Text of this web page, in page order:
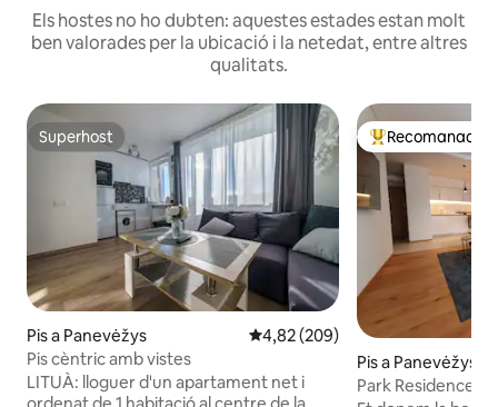
Els hostes no ho dubten: aquestes estades estan molt
ben valorades per la ubicació i la netedat, entre altres
qualitats.
Superhost
Superhost
Pis a Panevėžys 4,82 de puntuació mitjana d'un
4,82 (209)
Pis cèntric amb vistes
LITUÀ: lloguer d'un apartament net i
Principals
Recomanació
Pis a Panevėžys
Park Residence